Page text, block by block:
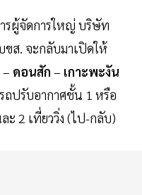
ผู้จัดการใหญ่ บริษัท
ขส. จะกลับมาเปิดให้
– ดอนสัก – เกาะพะงัน
ถปรับอากาศชั้น 1 หรือ
ะ 2 เที่ยววิ่ง (ไป-กลับ)